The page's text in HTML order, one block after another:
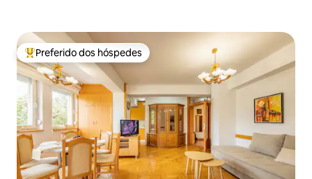
Entre os melhores preferidos dos hóspedes
Preferido dos hóspedes